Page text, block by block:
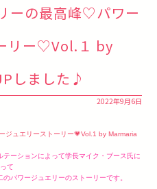
ーの最高峰♡パワー
リー♡Vol.１ by
しました♪
2022年9月6日
ジュエリーストーリー💗Vol.1 by Marmaria
ーションによって学長マイク・ブース氏に
て
パワージュエリーのストーリーです。